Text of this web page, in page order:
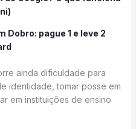
Dobro: pague 1 e leve 2
ainda dificuldade para
identidade, tomar posse em
em instituições de ensino